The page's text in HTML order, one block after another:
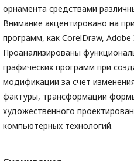
орнамента средствами
Внимание акцентировано на
программ, как CorelDraw,
Проанализированы
графических программ при
модификации за счет
фактуры, трансформации
художественного
компьютерных технологий.